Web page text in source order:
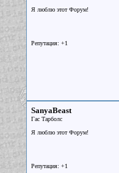
Я люблю этот Форум!
Репутация: +1
SanyaBeast
Гас Тарболс
Я люблю этот Форум!
Репутация: +1